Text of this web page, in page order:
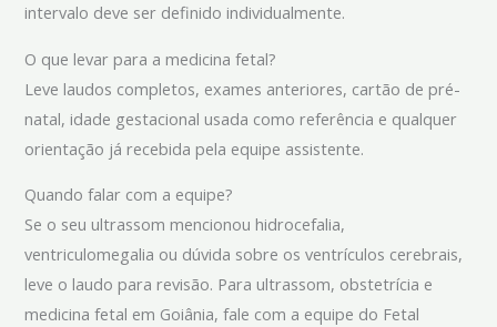
intervalo deve ser definido individualmente.
O que levar para a medicina fetal?
Leve laudos completos, exames anteriores, cartão de pré-
natal, idade gestacional usada como referência e qualquer
orientação já recebida pela equipe assistente.
Quando falar com a equipe?
Se o seu ultrassom mencionou hidrocefalia,
ventriculomegalia ou dúvida sobre os ventrículos cerebrais,
leve o laudo para revisão. Para ultrassom, obstetrícia e
medicina fetal em Goiânia, fale com a equipe do Fetal